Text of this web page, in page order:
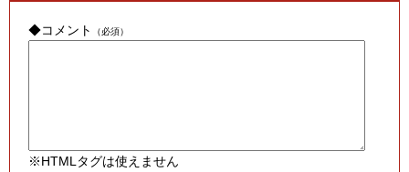
◆コメント （必須）
※HTMLタグは使えません